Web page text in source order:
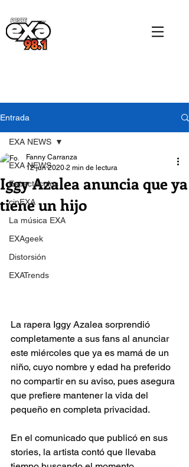
Entrada
EXA NEWS
Espectáculos
cinEXA
La música EXA
EXAgeek
Distorsión
EXATrends
EXA NEWS
Iggy Azalea anuncia que ya
tiene un hijo
Fanny Carranza
12 jun 2020 2 min de lectura
La rapera Iggy Azalea sorprendió
completamente a sus fans al anunciar
este miércoles que ya es mamá de un
niño, cuyo nombre y edad ha preferido
no compartir en su aviso, pues asegura
que prefiere mantener la vida del
pequeño en completa privacidad.
En el comunicado que publicó en sus
stories, la artista contó que llevaba